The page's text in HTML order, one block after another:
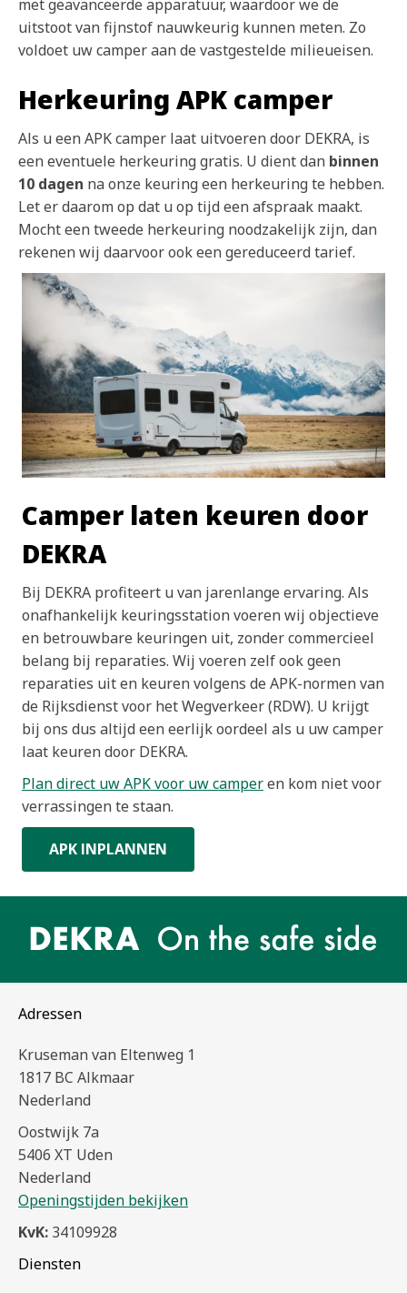
met geavanceerde apparatuur, waardoor we de
uitstoot van fijnstof nauwkeurig kunnen meten. Zo
voldoet uw camper aan de vastgestelde milieueisen.
Herkeuring APK camper
Als u een APK camper laat uitvoeren door DEKRA, is
een eventuele herkeuring gratis. U dient dan binnen
10 dagen na onze keuring een herkeuring te hebben.
Let er daarom op dat u op tijd een afspraak maakt.
Mocht een tweede herkeuring noodzakelijk zijn, dan
rekenen wij daarvoor ook een gereduceerd tarief.
Camper laten keuren door
DEKRA
Bij DEKRA profiteert u van jarenlange ervaring. Als
onafhankelijk keuringsstation voeren wij objectieve
en betrouwbare keuringen uit, zonder commercieel
belang bij reparaties. Wij voeren zelf ook geen
reparaties uit en keuren volgens de APK-normen van
de Rijksdienst voor het Wegverkeer (RDW). U krijgt
bij ons dus altijd een eerlijk oordeel als u uw camper
laat keuren door DEKRA.
Plan direct uw APK voor uw camperen kom niet voor
verrassingen te staan.
APK INPLANNEN
Adressen
Kruseman van Eltenweg 1
1817 BC Alkmaar
Nederland
Oostwijk 7a
5406 XT Uden
Nederland
Openingstijden bekijken
KvK: 34109928
Diensten